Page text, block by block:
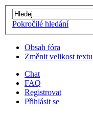
Pokročilé hledání
Obsah fóra
Změnit velikost textu
Chat
FAQ
Registrovat
Přihlásit se